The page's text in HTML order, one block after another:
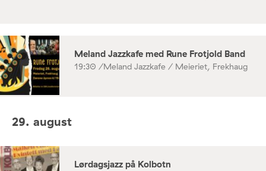
Meland Jazzkafe med Rune Frotjold Band
19:30 /Meland Jazzkafe / Meieriet, Frekhaug
29. august
Lørdagsjazz på Kolbotn